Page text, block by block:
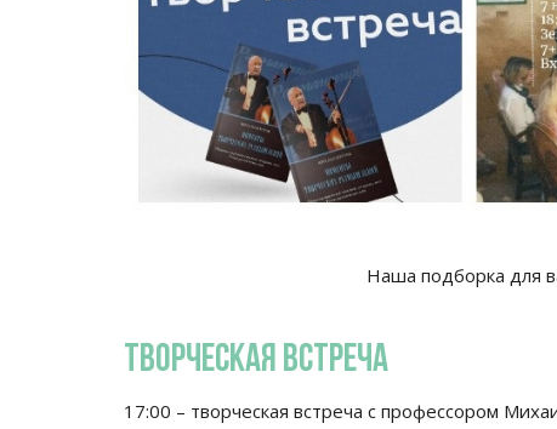
Наша подборка для
ТВОРЧЕСКАЯ ВСТРЕЧА
17:00 – творческая встреча с профессором